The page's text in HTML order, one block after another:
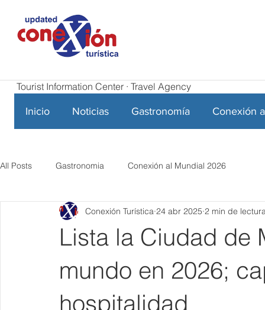
Tourist Information Center · Travel Agency
Inicio Noticias Gastronomía Conexión
All Posts Gastronomia Conexión al Mundial 2026
Lista la Ciudad de
mundo en 2026;
hospitalidad
Conexión Turística 24 abr 2025 2 min de